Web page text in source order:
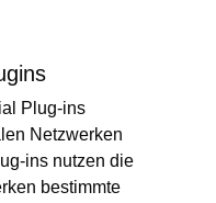
Plug-ins
Netzwerken
ins nutzen die
bestimmte